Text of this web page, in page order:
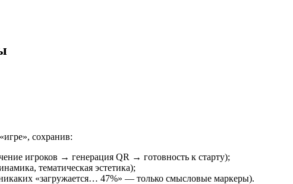
сохранив:
игроков → генерация QR → готовность к старту);
тематическая эстетика);
«загружается… 47%» — только смысловые маркеры).